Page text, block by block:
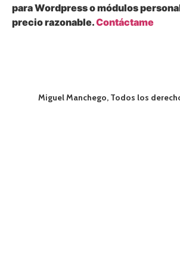
para Wordpress o módulos
precio razonable.Contáctame
Miguel Manchego, Todos los